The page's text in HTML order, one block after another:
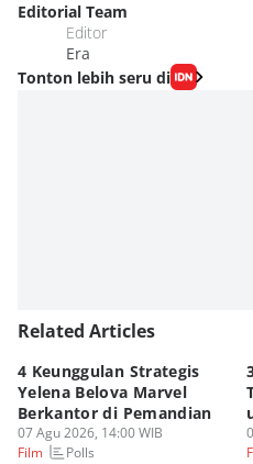
Editorial Team
Editor
Era
Tonton lebih seru di
Related Articles
4 Keunggulan Strategis
Yelena Belova Marvel
Berkantor di Pemandian
07 Agu 2026, 14:00 WIB
Film
Polls